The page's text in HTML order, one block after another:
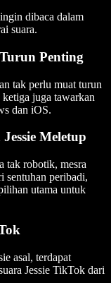
dibaca dalam
suara.
Penting
tak perlu muat turun
juga tawarkan
dan iOS.
Meletup
tak robotik, mesra
sentuhan peribadi,
utama untuk
asal, terdapat
Jessie TikTok dari